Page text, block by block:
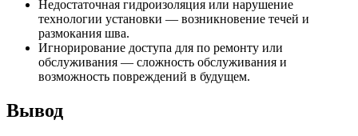
Недостаточная гидроизоляция или нарушение
технологии установки — возникновение течей и
размокания шва.
Игнорирование доступа для по ремонту или
обслуживания — сложность обслуживания и
возможность повреждений в будущем.
Вывод